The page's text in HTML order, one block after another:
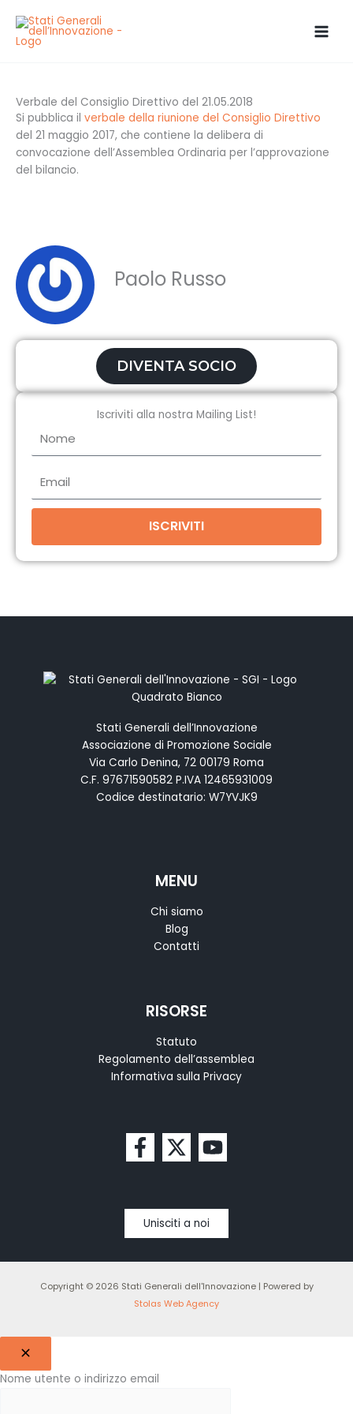
contenuto
Verbale del Consiglio Direttivo del 21.05.2018
Si pubblica il verbale della riunione del Consiglio Direttivo
del 21 maggio 2017, che contiene la delibera di
convocazione dell’Assemblea Ordinaria per l’approvazione
del bilancio.
Paolo Russo
DIVENTA SOCIO
Iscriviti alla nostra Mailing List!
ISCRIVITI
Stati Generali dell’Innovazione
Associazione di Promozione Sociale
Via Carlo Denina, 72 00179 Roma
C.F. 97671590582 P.IVA 12465931009
Codice destinatario: W7YVJK9
MENU
Chi siamo
Blog
Contatti
RISORSE
Statuto
Regolamento dell’assemblea
Informativa sulla Privacy
Unisciti a noi
Copyright © 2026 Stati Generali dell'Innovazione | Powered by
Stolas Web Agency
Nome utente o indirizzo email